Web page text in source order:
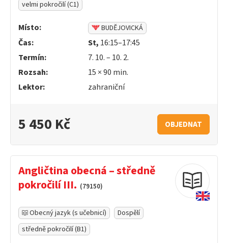
velmi pokročilí (C1)
Místo: BUDĚJOVICKÁ
Čas: St, 16:15–17:45
Termín:
7. 10. – 10. 2.
Rozsah:
15 ×90 min.
Lektor:
zahraniční
5 450 Kč OBJEDNAT
Angličtina obecná – středně
pokročilí III. (79150)
Obecný jazyk (s učebnicí)
Dospělí
středně pokročilí (B1)